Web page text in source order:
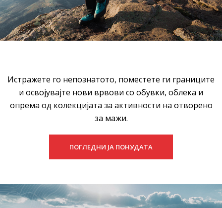
Истражете го непознатото, поместете ги границите
и освојувајте нови врвови со обувки, облека и
опрема од колекцијата за активности на отворено
за мажи.
ПОГЛЕДНИ ЈА ПОНУДАТА